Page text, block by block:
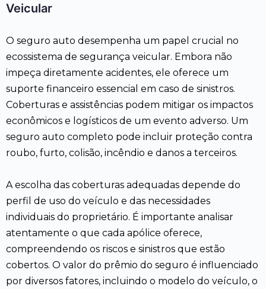
Veicular
O seguro auto desempenha um papel crucial no
ecossistema de segurança veicular. Embora não
impeça diretamente acidentes, ele oferece um
suporte financeiro essencial em caso de sinistros.
Coberturas e assistências podem mitigar os impactos
econômicos e logísticos de um evento adverso. Um
seguro auto completo pode incluir proteção contra
roubo, furto, colisão, incêndio e danos a terceiros.
A escolha das coberturas adequadas depende do
perfil de uso do veículo e das necessidades
individuais do proprietário. É importante analisar
atentamente o que cada apólice oferece,
compreendendo os riscos e sinistros que estão
cobertos. O valor do prêmio do seguro é influenciado
por diversos fatores, incluindo o modelo do veículo, o